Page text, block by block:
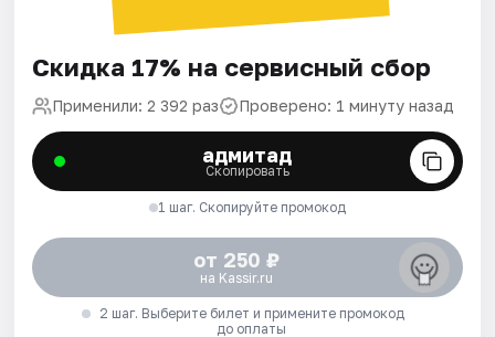
Скидка 17% на сервисный сбор
Применили: 2 392 раз Проверено: 1 минуту назад
адмитад
Скопировать
1 шаг. Скопируйте промокод
от 250 ₽
на Kassir.ru
2 шаг. Выберите билет и примените промокод
до оплаты